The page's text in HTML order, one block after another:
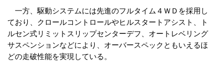
一方、駆動システムには先進のフルタイム４ＷＤを採用し
ており、クロールコントロールやヒルスタートアシスト、ト
ルセン式リミットスリップセンターデフ、オートレベリング
サスペンションなどにより、オーバースペックともいえるほ
どの走破性能を実現している。